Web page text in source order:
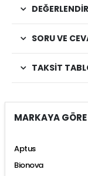
SORU VE
TAKSIT
MARKAYA GÖRE
Aptus
Bionova